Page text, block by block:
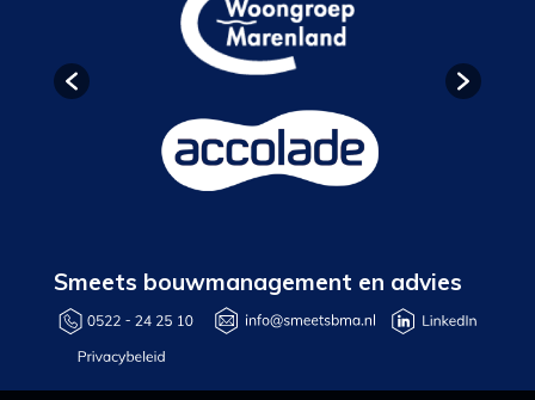
Smeets bouwmanagement en advies